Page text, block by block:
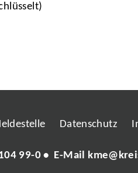
Datenschutz
99-0• E-Mail